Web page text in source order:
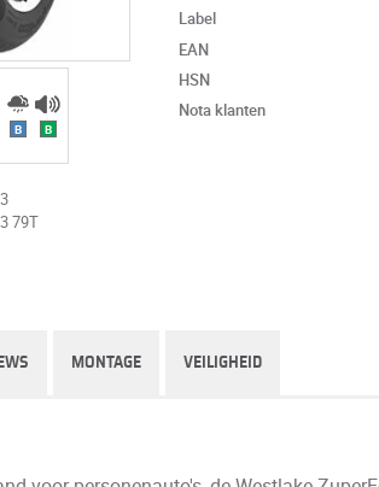
B B
79T
Label
EAN
HSN
Nota klanten
MONTAGE VEILIGHEID